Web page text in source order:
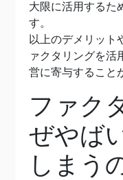
大限に活用するた
す。
以上のデメリット
ァクタリングを活
営に寄与すること
ファク
ぜやば
しまう